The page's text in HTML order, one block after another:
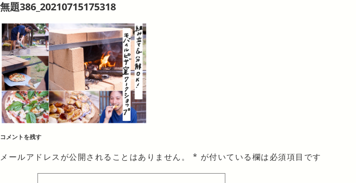
無題386_20210715175318
コメントを残す
メールアドレスが公開されることはありません。 * が付いている欄は必須項目です